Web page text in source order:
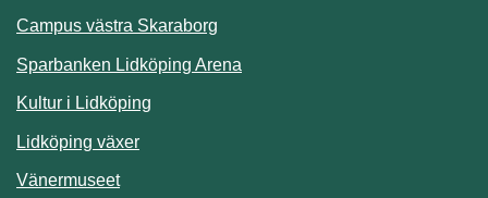
Campus västra Skaraborg
Sparbanken Lidköping Arena
Kultur i Lidköping
Lidköping växer
Vänermuseet